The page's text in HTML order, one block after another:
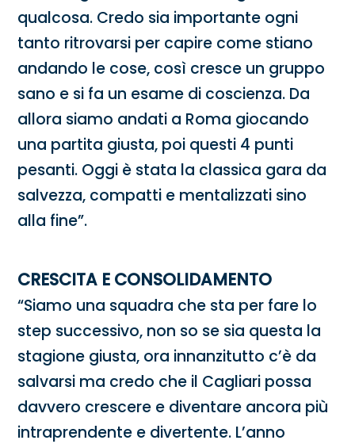
qualcosa. Credo sia importante ogni
tanto ritrovarsi per capire come stiano
andando le cose, così cresce un gruppo
sano e si fa un esame di coscienza. Da
allora siamo andati a Roma giocando
una partita giusta, poi questi 4 punti
pesanti. Oggi è stata la classica gara da
salvezza, compatti e mentalizzati sino
alla fine”.
CRESCITA E CONSOLIDAMENTO
“Siamo una squadra che sta per fare lo
step successivo, non so se sia questa la
stagione giusta, ora innanzitutto c’è da
salvarsi ma credo che il Cagliari possa
davvero crescere e diventare ancora più
intraprendente e divertente. L’anno